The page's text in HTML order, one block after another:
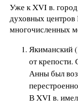
Уже к XVI в. город
духовных центров
многочисленных
Якиманский
от крепости.
Анны был
В XVI в.